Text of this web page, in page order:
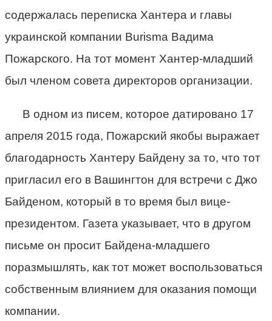
содержалась переписка Хантера и главы
украинской компании Burisma Вадима
Пожарского. На тот момент Хантер-младший
был членом совета директоров организации.
В одном из писем, которое датировано 17
апреля 2015 года, Пожарский якобы выражает
благодарность Хантеру Байдену за то, что тот
пригласил его в Вашингтон для встречи с Джо
Байденом, который в то время был вице-
президентом. Газета указывает, что в другом
письме он просит Байдена-младшего
поразмышлять, как тот может воспользоваться
собственным влиянием для оказания помощи
компании.